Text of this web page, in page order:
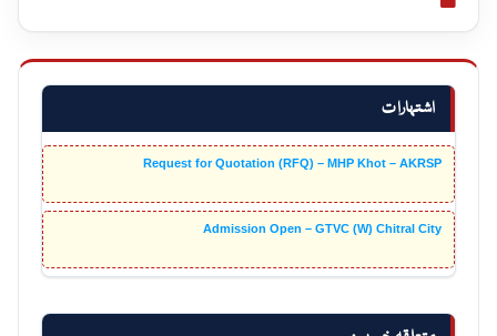
اشتہارات
Request for Quotation (RFQ) – MHP Khot – AKRSP
Admission Open – GTVC (W) Chitral City